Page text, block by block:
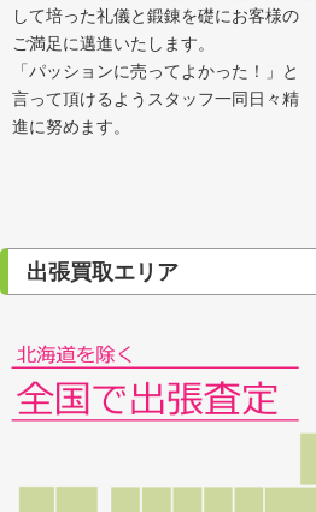
して培った礼儀と鍛錬を礎にお客様の
ご満足に邁進いたします。
「パッションに売ってよかった！」と
言って頂けるようスタッフ一同日々精
進に努めます。
出張買取エリア